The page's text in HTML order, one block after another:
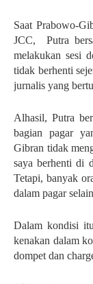
Saat Prabowo-
JCC, Putra
melakukan sesi
tidak berhenti
jurnalis yang
Alhasil, Putra
bagian pagar
Gibran tidak
saya berhenti di
Tetapi, banyak
dalam pagar
Dalam kondisi
kenakan dalam
dompet dan